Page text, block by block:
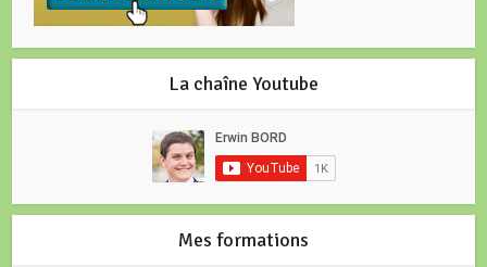
La chaîne Youtube
Mes formations